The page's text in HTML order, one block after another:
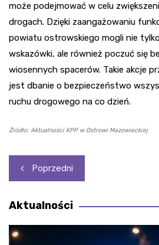
może podejmować w celu
drogach. Dzięki zaangażowaniu
powiatu ostrowskiego mogli nie
wskazówki, ale również poczuć się
wiosennych spacerów. Takie akcje
jest dbanie o bezpieczeństwo
ruchu drogowego na co dzień.
Źródło: Aktualności KPP w Ostrowi Mazowieckiej
Nawigacja
wpisu
Poprzedni
Aktualności